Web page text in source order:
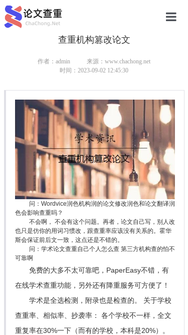
本科论文
硕士论文
博士论文
查重机构篡改论文
作者：admin
来源：www.chachong.net
时间：2023-09-02 12:45:30
问：Wordvice润色机构润的论文修改润色和论文翻译润
色会影响查重吗？
不会啊， 不会有这个问题。再者，论文自己写，别人改
也只是仿你的用词习惯改，跟查重率应该没有关系的。霍华
斯会保证前后文一致，这点还是不错的。
问：学术论文查重自己个人怎么查 第三方机构查的怕不
可靠啊
免费的大多不太可靠吧，PaperEasy不错，有
在线学术查重功能，另外还有降重服务可方便了！
学术是全选检测，附录也是检查的。 关于学校
查重率、相似率、抄袭率： 各个学校不一样，全文
重复率在30%一下（而有的学校，本科是20%）。